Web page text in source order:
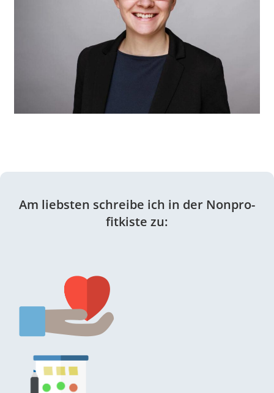
Am liebsten schreibe ich in der Nonpro­
fit­kiste zu: